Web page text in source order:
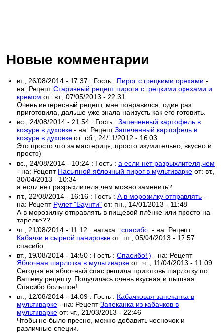
Новые комментарии
вт., 26/08/2014 - 17:37 : Гость : Пирог с грецкими орехами -
на: Рецепт Старинный рецепт пирога с грецкими орехами и
кремом от: вт., 07/05/2013 - 22:31
Очень интересный рецепт, мне понравился, один раз
приготовила, дальше уже знала наизусть как его готовить.
вс., 24/08/2014 - 21:54 : Гость : Запеченный картофель в
кожуре в духовке - на: Рецепт Запеченный картофель в
кожуре в духовке от: сб., 24/11/2012 - 16:03
Это просто что за мастериця, просто изумительно, вкусно и
просто)
вс., 24/08/2014 - 10:24 : Гость : а если нет разрыхлителя,чем
- на: Рецепт Насыпной яблочный пирог в мультиварке от: вт.,
30/04/2013 - 10:34
а если нет разрыхлителя,чем можно заменить?
пт., 22/08/2014 - 16:16 : Гость : А в морозилку отправлять -
на: Рецепт Рулет "Баунти" от: пн., 14/01/2013 - 11:48
А в морозилку отправлять в пищевой плёнке или просто на
тарелке??
чт., 21/08/2014 - 11:12 : натаха : спасибо. - на: Рецепт
Кабачки в сырной панировке от: пт., 05/04/2013 - 17:57
спасибо.
вт., 19/08/2014 - 14:50 : Гость : Спасибо! ) - на: Рецепт
Яблочная шарлотка в мультиварке от: чт., 11/04/2013 - 11:09
Сегодня на яблочный спас решила приготовь шарлотку по
Вашему рецепту. Получилась очень вкусная и пышная.
Спасибо большое!
вт., 12/08/2014 - 14:09 : Гость : Кабачковая запеканка в
мультиварке - на: Рецепт Запеканка из кабачков в
мультиварке от: чт., 21/03/2013 - 22:46
Чтобы не было пресно, можно добавить чесночок и
различные специи.